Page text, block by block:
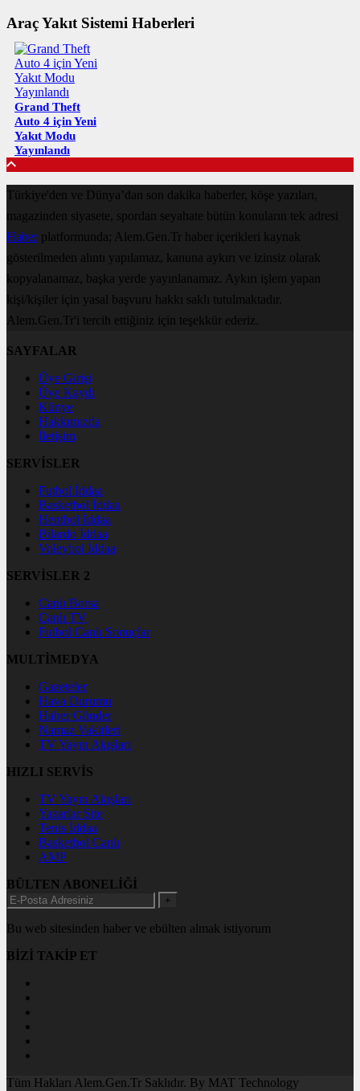
Araç Yakıt Sistemi Haberleri
Grand Theft
Auto 4 için Yeni
Yakıt Modu
Yayınlandı
Türkiye'den ve Dünya’dan son dakika haberler, köşe yazıları,
magazinden siyasete, spordan seyahate bütün konuların tek adresi
Haberplatformunda; Alem.Gen.Tr haber içerikleri kaynak
gösterilmeden alıntı yapılamaz, kanuna aykırı ve izinsiz olarak
kopyalanamaz, başka yerde yayınlanamaz. Aykırı işlem yapan
kişi/kişiler için yasal başvuru hakkı saklı tutulmaktadır.
Alem.Gen.Tr'i tercih ettiğiniz için teşekkür ederiz.
SAYFALAR
Üye Girişi
Üye Kaydı
Künye
Hakkımızda
İletişim
SERVİSLER
Futbol İddaa
Basketbol İddaa
Hentbol İddaa
Bilardo İddaa
Voleybol İddaa
SERVİSLER 2
Canlı Borsa
Canlı TV
Futbol Canlı Sonuçlar
MULTİMEDYA
Gazeteler
Hava Durumu
Haber Gönder
Namaz Vakitleri
TV Yayın Akışları
HIZLI SERVİS
TV Yayın Akışları
Yazarlar Site
Tenis İddaa
Basketbol Canlı
AMP
BÜLTEN ABONELİĞİ
+
Bu web sitesinden haber ve ebülten almak istiyorum
BİZİ TAKİP ET
Tüm Hakları Alem.Gen.Tr Saklıdır. By MAT Technology